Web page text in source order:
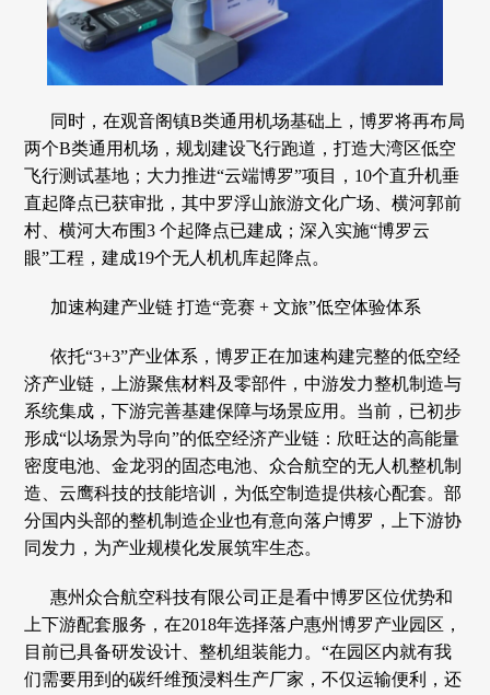
同时，在观音阁镇B类通用机场基础上，博罗将再布局
两个B类通用机场，规划建设飞行跑道，打造大湾区低空
飞行测试基地；大力推进“云端博罗”项目，10个直升机垂
直起降点已获审批，其中罗浮山旅游文化广场、横河郭前
村、横河大布围3 个起降点已建成；深入实施“博罗云
眼”工程，建成19个无人机机库起降点。
加速构建产业链 打造“竞赛 + 文旅”低空体验体系
依托“3+3”产业体系，博罗正在加速构建完整的低空经
济产业链，上游聚焦材料及零部件，中游发力整机制造与
系统集成，下游完善基建保障与场景应用。当前，已初步
形成“以场景为导向”的低空经济产业链：欣旺达的高能量
密度电池、金龙羽的固态电池、众合航空的无人机整机制
造、云鹰科技的技能培训，为低空制造提供核心配套。部
分国内头部的整机制造企业也有意向落户博罗，上下游协
同发力，为产业规模化发展筑牢生态。
惠州众合航空科技有限公司正是看中博罗区位优势和
上下游配套服务，在2018年选择落户惠州博罗产业园区，
目前已具备研发设计、整机组装能力。“在园区内就有我
们需要用到的碳纤维预浸料生产厂家，不仅运输便利，还